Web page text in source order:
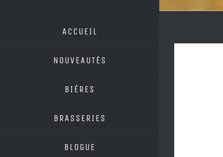
ACCUEIL
NOUVEAUTÉS
BIÈRES
BRASSERIES
BLOGUE